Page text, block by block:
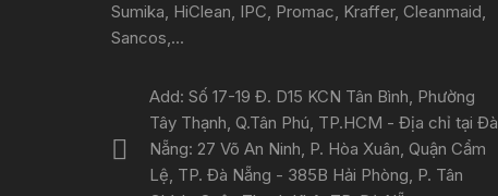
Sumika, HiClean, IPC, Promac, Kraffer, Cleanmaid,
Sancos,...
Add: Số 17-19 Đ. D15 KCN Tân Bình, Phường
Tây Thạnh, Q.Tân Phú, TP.HCM - Địa chỉ tại Đà
Nẵng: 27 Võ An Ninh, P. Hòa Xuân, Quận Cẩm
Lệ, TP. Đà Nẵng - 385B Hải Phòng, P. Tân